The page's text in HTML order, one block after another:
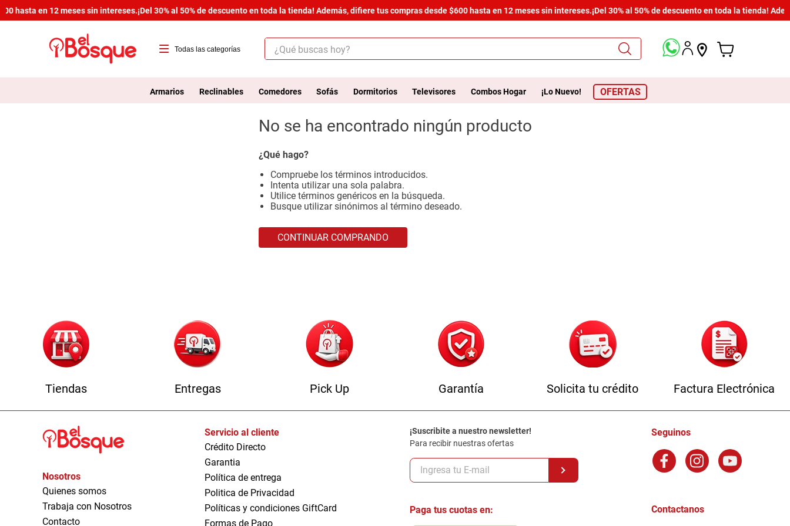
hasta en 12 meses sin intereses.¡Del 30% al 50% de descuento en toda la tienda! Además, difiere tus compras desde $600 hasta en 12 meses sin intereses.¡Del 30% al 50% de descuento en toda la tienda!
¿Qué buscas hoy?
Armarios Reclinables Comedores Sofás Dormitorios Televisores Combos Hogar ¡Lo Nuevo! OFERTAS
No se ha encontrado ningún producto
¿Qué hago?
Compruebe los términos introducidos.
Intenta utilizar una sola palabra.
Utilice términos genéricos en la búsqueda.
Busque utilizar sinónimos al término deseado.
CONTINUAR COMPRANDO
Tiendas Entregas Pick Up Garantía Solicita tu crédito Factura Electrónica
Nosotros
Quienes somos
Trabaja con Nosotros
Contacto
Servicio al cliente
Crédito Directo
Garantia
Política de entrega
Politica de Privacidad
Políticas y condiciones GiftCard
Formas de Pago
¡Suscribite a nuestro newsletter!
Para recibir nuestras ofertas
Paga tus cuotas en:
Seguinos
Contactanos
1.
salas
3
cómoda estilo
4.
comedor
5.
zapatera
6.
armario lux
cama
havana master